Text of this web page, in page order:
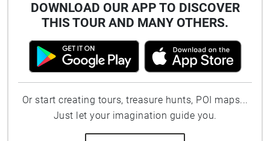
DOWNLOAD OUR APP TO DISCOVER
THIS TOUR AND MANY OTHERS.
Or start creating tours, treasure hunts, POI maps...
Just let your imagination guide you.